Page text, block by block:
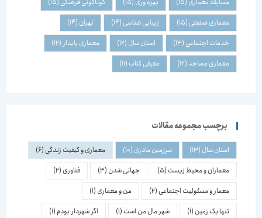
معماری صنعتی(15) زیبایی شناسی(14) تهران(14)
خدمات اجتماعی(13) استان سال(12) معماری پایدار(12)
معماری مساجد(12) معرفی کتاب(11)
برچسب مجموعه مقالات
استان سال(13) سرزمین مادری(10) معماری و کیفیت زندگی(6)
معماران و محیط زیست(5) جهانی شدن(3) فناوری(2)
معمار و مسئولیت اجتماعی(2) من و معماری(1)
تنها یک زمین(1) شهر مال من است(1) اگر شهردار بودم(1)